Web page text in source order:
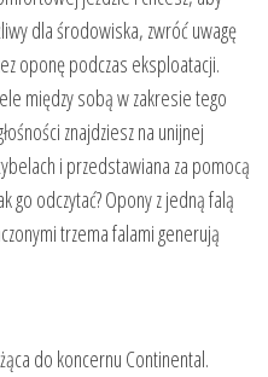
dla środowiska, zwróć uwagę
oponę podczas eksploatacji.
między sobą w zakresie tego
znajdziesz na unijnej
i przedstawiana za pomocą
go odczytać? Opony z jedną falą
trzema falami generują
do koncernu Continental.